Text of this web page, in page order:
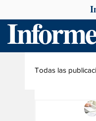
Informe
Todas las